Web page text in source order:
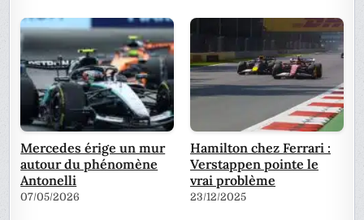
Mercedes érige un mur
autour du phénomène
Antonelli
07/05/2026
Hamilton chez Ferrari :
Verstappen pointe le
vrai problème
23/12/2025